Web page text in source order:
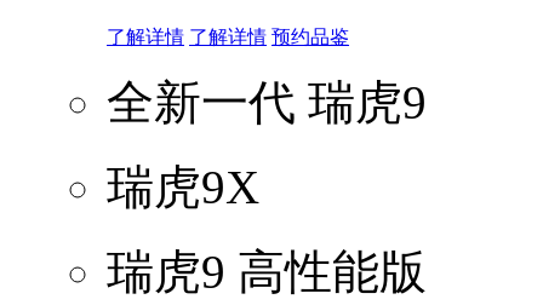
了解详情 了解详情 预约品鉴
全新一代 瑞虎9
瑞虎9X
瑞虎9 高性能版